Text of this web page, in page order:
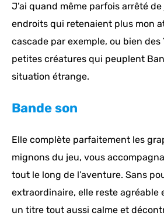
J’ai quand même parfois arrêté
endroits qui retenaient plus mon
cascade par exemple, ou bien des
petites créatures qui peuplent
situation étrange.
Bande son
Elle complète parfaitement les
mignons du jeu, vous
tout le long de l’aventure. Sans
extraordinaire, elle reste agréable
un titre tout aussi calme et